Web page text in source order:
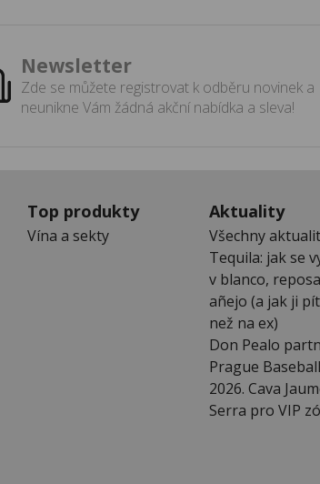
Newsletter
Zde se můžete registrovat k odběru novinek a
neunikne Vám žádná akční nabídka a sleva!
Top produkty
Vína a sekty
Aktuality
Všechny
Tequila: jak se
v blanco,
añejo (a jak ji
než na ex)
Don Pealo
Prague
2026. Cava
Serra pro VIP